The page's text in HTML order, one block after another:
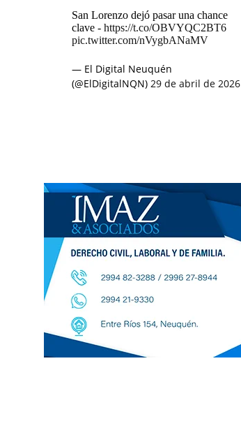
San Lorenzo dejó pasar una chance
clave - https://t.co/OBVYQC2BT6
pic.twitter.com/nVygbANaMV
— El Digital Neuquén
(@ElDigitalNQN) 29 de abril de 2026